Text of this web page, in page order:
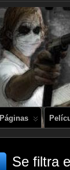
Páginas
Se filtra